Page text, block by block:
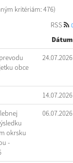
kritériám: 476)
RSS
Dátum
obce
24.07.2026
14.07.2026
okrsku
-
06.07.2026